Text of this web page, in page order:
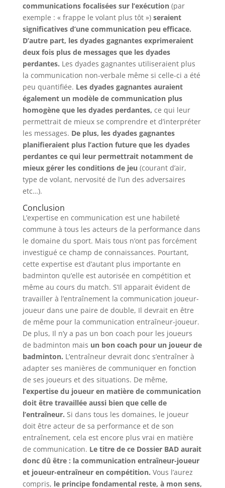
communications focalisées sur l’exécution(par
exemple : « frappe le volant plus tôt ») seraient
significatives d’une communication peu efficace.
D’autre part, les dyades gagnantes exprimeraient
deux fois plus de messages que les dyades
perdantes. Les dyades gagnantes utiliseraient plus
la communication non-verbale même si celle-ci a été
peu quantifiée. Les dyades gagnantes auraient
également un modèle de communication plus
homogène que les dyades perdantes, ce qui leur
permettrait de mieux se comprendre et d’interpréter
les messages. De plus, les dyades gagnantes
planifieraient plus l’action future que les dyades
perdantes ce qui leur permettrait notamment de
mieux gérer les conditions de jeu (courant d’air,
type de volant, nervosité de l’un des adversaires
etc…).
Conclusion
L’expertise en communication est une habileté
commune à tous les acteurs de la performance dans
le domaine du sport. Mais tous n’ont pas forcément
investigué ce champ de connaissances. Pourtant,
cette expertise est d’autant plus importante en
badminton qu’elle est autorisée en compétition et
même au cours du match. S’Il apparait évident de
travailler à l’entraînement la communication joueur-
joueur dans une paire de double, Il devrait en être
de même pour la communication entraîneur-joueur.
De plus, Il n’y a pas un bon coach pour les joueurs
de badminton mais un bon coach pour un joueur de
badminton. L’entraîneur devrait donc s’entraîner à
adapter ses manières de communiquer en fonction
de ses joueurs et des situations. De même,
l’expertise du joueur en matière de communication
doit être travaillée aussi bien que celle de
l’entraîneur. Si dans tous les domaines, le joueur
doit être acteur de sa performance et de son
entraînement, cela est encore plus vrai en matière
de communication. Le titre de ce Dossier BAD aurait
donc dû être : la communication entraîneur-joueur
et joueur-entraîneur en compétition. Vous l’aurez
compris, le principe fondamental reste, à mon sens,